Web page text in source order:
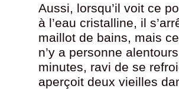
Aussi, lorsqu’il voit ce
à l’eau cristalline, il
maillot de bains, mais
n’y a personne
minutes, ravi de se
aperçoit deux vieilles